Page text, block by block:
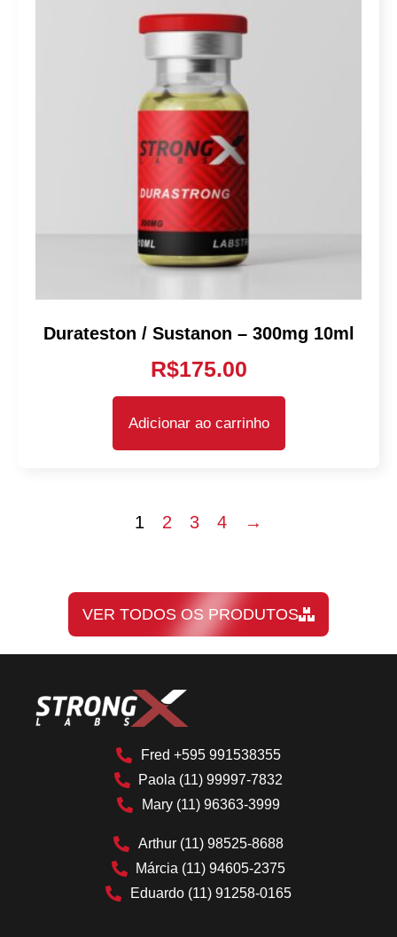
Durateston / Sustanon – 300mg 10ml
R$175.00
Adicionar ao carrinho
1 2 3 4 →
VER TODOS OS PRODUTOS
Fred +595 991538355
Paola (11) 99997-7832
Mary (11) 96363-3999
Arthur (11) 98525-8688
Márcia (11) 94605-2375
Eduardo (11) 91258-0165